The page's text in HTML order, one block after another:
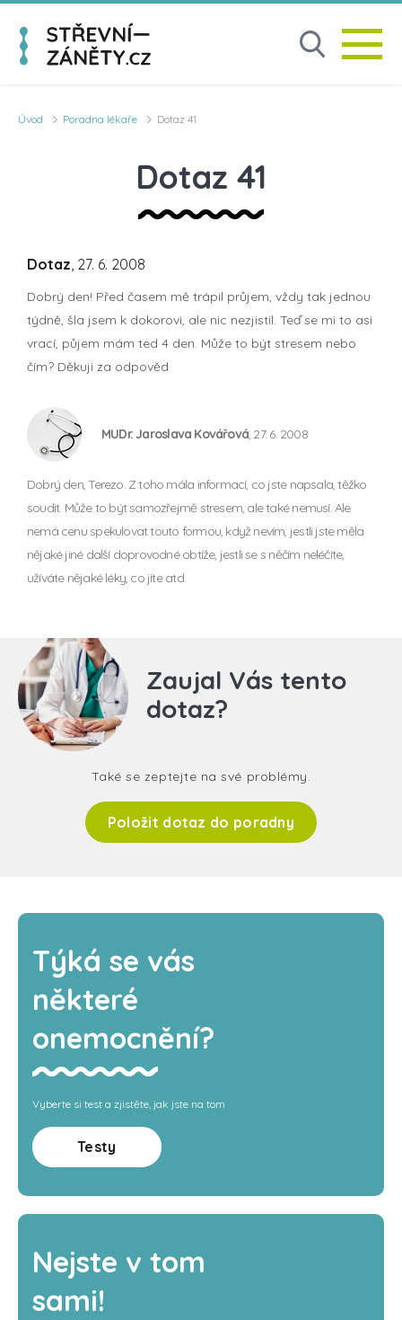
Úvod Poradna lékaře Dotaz 41
Dotaz 41
Dotaz, 27. 6. 2008
Dobrý den! Před časem mě trápil průjem, vždy tak jednou
týdně, šla jsem k dokorovi, ale nic nezjistil. Teď se mi to asi
vrací, půjem mám ted 4 den. Může to být stresem nebo
čím? Děkuji za odpověd
MUDr. Jaroslava Kovářová, 27. 6. 2008
Dobrý den, Terezo. Z toho mála informací, co jste napsala, těžko
soudit. Může to být samozřejmě stresem, ale také nemusí. Ale
nemá cenu spekulovat touto formou, když nevím, jestli jste měla
nějaké jiné další doprovodné obtíže, jestli se s něčím neléčíte,
užíváte nějaké léky, co jíte atd.
Zaujal Vás tento
dotaz?
Také se zeptejte na své problémy.
Položit dotaz do poradny
Týká se vás
některé
onemocnění?
Vyberte si test a zjistěte, jak jste na tom
Testy
Nejste v tom
sami!